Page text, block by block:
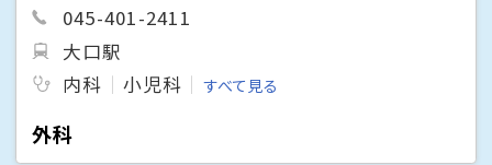
045-401-2411
大口駅
内科
小児科 すべて見る
外科